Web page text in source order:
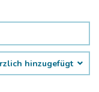
hinzugefügt